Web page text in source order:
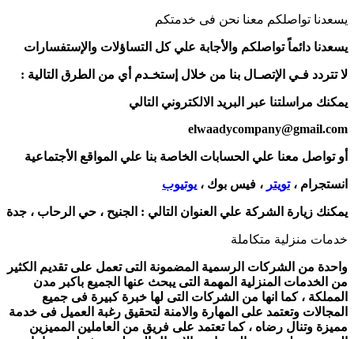
يسعدنا تواصلكم معنا نحن فى خدمتكم
يسعدنا دائماً تواصلكم والأجابة علي كل التساؤلات والإستفسارات
لا تتردد فـي الإتصـال بنا من خلال إستخـدم أي من الطرق التالية :
يمكنك مراسلتنا عبر البريد الالكتروني التالي
elwaadycompany@gmail.com
أو تواصل معنا علي الحسابات الخاصة بنا علي المواقع الأجتماعية
انستجرام ،تويتر ، فيس بوك ، يوتيوب
يمكنك زيارة الشركة علي العنوان التالي : الجنيح ، حي الرحاب ، جدة
خدمات منزلية متكاملة
واحدة من الشركات الرسمية المضمونة التى تعمل على تقديم الكثير
من الخدمات المنزلية المهمة التى يبحث عنها الجميع باكبر مدن
المملكة ، كما انها من الشركات التى لها خبرة كبيرة فى جميع
المجالات وتعتمد على المهارة والامنة لتحقيق رغبة العميل فى خدمة
مميزة وتنال رضاه ، كما تعتمد على فريق من العاملين المميزين